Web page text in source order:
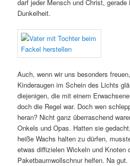
darf jeder Mensch und Christ, gerade
Dunkelheit.
Auch, wenn wir uns besonders
Kinderaugen im Schein des Lichts
diejenigen, die mit einem
doch die Regel war. Doch wen
heran? Nicht ganz überraschend
Onkels und Opas. Hatten sie
heiße Wachs halten zu dürfen,
etwas diffizielen Wickeln und Knoten
Paketbaumwollschnur helfen. Na gut.